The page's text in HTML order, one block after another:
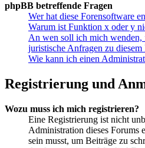
phpBB betreffende Fragen
Wer hat diese Forensoftware
Warum ist Funktion x oder y
An wen soll ich mich wenden,
juristische Anfragen zu
Wie kann ich einen
Registrierung und
Wozu muss ich mich registrieren?
Eine Registrierung ist nicht
Administration dieses Forums
sein musst, um Beiträge zu